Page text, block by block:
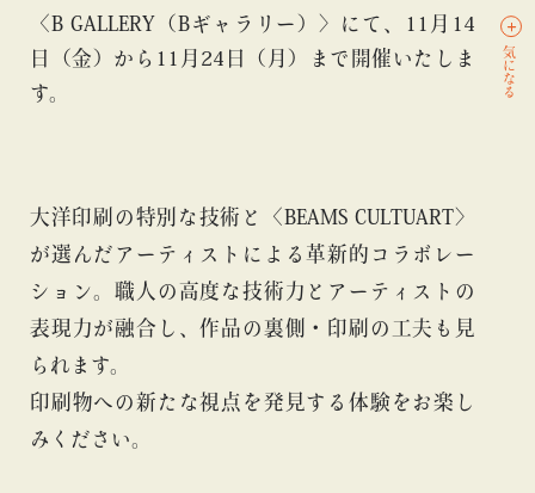
〈B GALLERY（Bギャラリー）〉にて、11月14
日（金）から11月24日（月）まで開催いたしま
す。
大洋印刷の特別な技術と〈BEAMS CULTUART〉
が選んだアーティストによる革新的コラボレー
ション。職人の高度な技術力とアーティストの
表現力が融合し、作品の裏側・印刷の工夫も見
られます。
印刷物への新たな視点を発見する体験をお楽し
みください。
気になる